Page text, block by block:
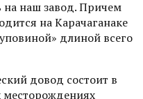
на наш завод. Причем
на Карачаганаке
длиной всего
довод состоит в
месторождениях